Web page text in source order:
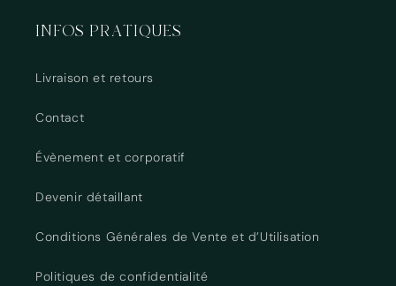
INFOS PRATIQUES
Livraison et retours
Contact
Évènement et corporatif
Devenir détaillant
Conditions Générales de Vente et d’Utilisation
Politiques de confidentialité